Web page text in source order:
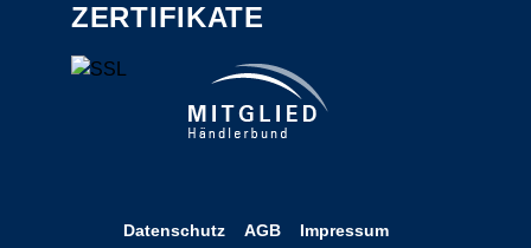
ZERTIFIKATE
Datenschutz AGB
Impressum